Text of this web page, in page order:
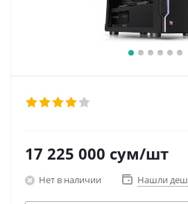
17 225 000 сум/шт
Нет в наличии Нашли